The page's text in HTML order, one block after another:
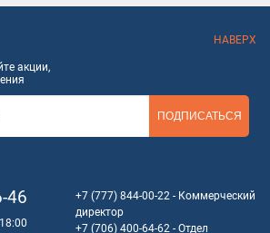
НАВЕРХ
акции,
ПОДПИСАТЬСЯ
46 +7 (777) 844-00-22 - Коммерческий
директор
+7 (706) 400-64-62 - Отдел